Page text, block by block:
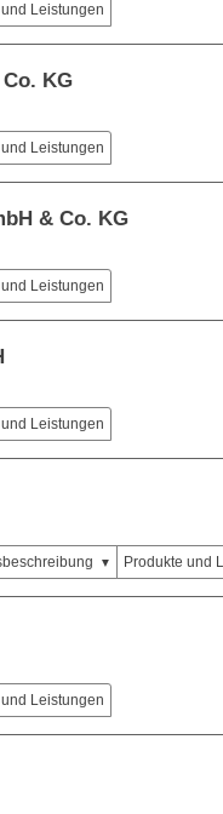
Leistungen
KG
Leistungen
& Co. KG
Leistungen
Leistungen
Produkte und
Leistungen